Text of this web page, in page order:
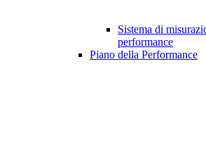
Sistema di
performance
Piano della Performance